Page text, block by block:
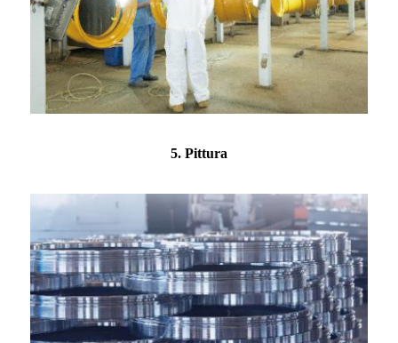
5. Pittura